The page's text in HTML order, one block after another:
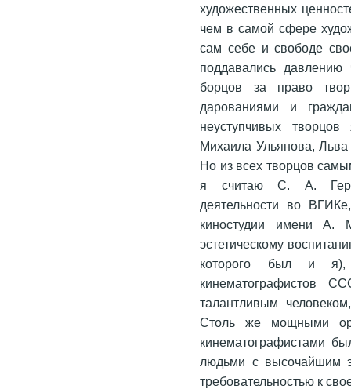
художественных
чем в самой сфере
сам себе и свободе
поддавались давлению
борцов за право
дарованиями и
неуступчивых
Михаила Ульянова,
Но из всех творцов
я считаю С. А.
деятельности во
киностудии имени А.
эстетическому
которого был и
кинематографистов
талантливым
Столь же мощными
кинематографистами
людьми с высочайшим
требовательностью к